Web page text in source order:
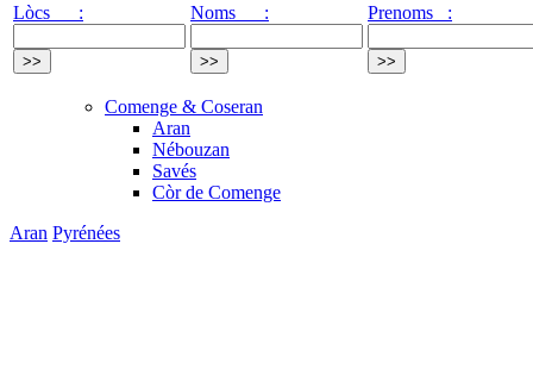
Lòcs :
Noms : Prenoms :
Comenge & Coseran
Aran
Nébouzan
Savés
Còr de Comenge
Aran Pyrénées